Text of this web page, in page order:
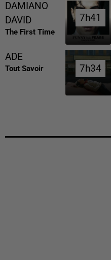
DAMIANO
DAVID
The First Time
7h41
7h41
ADE
Tout Savoir 7h34
7h34